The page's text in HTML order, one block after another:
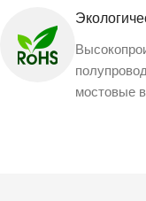
мостовые